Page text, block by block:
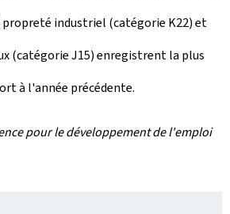
propreté industriel (catégorie K22) et
(catégorie J15) enregistrent la plus
à l'année précédente.
pour le développement de l'emploi